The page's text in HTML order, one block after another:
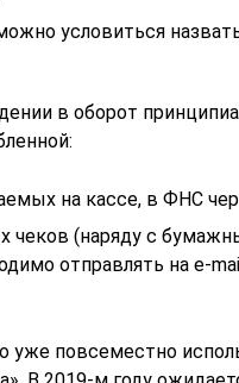
условиться
в оборот
на кассе, в ФНС
чеков (наряду с
отправлять на e-
уже повсеместно